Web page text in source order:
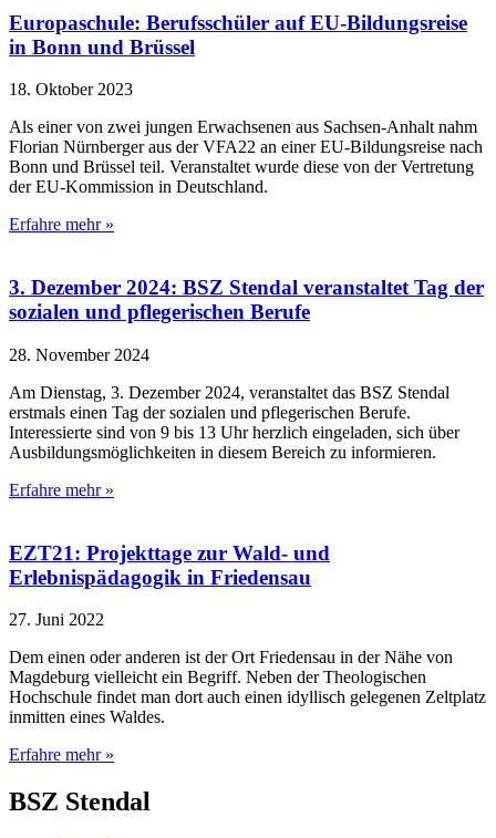
Europaschule: Berufsschüler auf EU-Bildungsreise
in Bonn und Brüssel
18. Oktober 2023
Als einer von zwei jungen Erwachsenen aus Sachsen-Anhalt nahm
Florian Nürnberger aus der VFA22 an einer EU-Bildungsreise nach
Bonn und Brüssel teil. Veranstaltet wurde diese von der Vertretung
der EU-Kommission in Deutschland.
Erfahre mehr »
3. Dezember 2024: BSZ Stendal veranstaltet Tag der
sozialen und pflegerischen Berufe
28. November 2024
Am Dienstag, 3. Dezember 2024, veranstaltet das BSZ Stendal
erstmals einen Tag der sozialen und pflegerischen Berufe.
Interessierte sind von 9 bis 13 Uhr herzlich eingeladen, sich über
Ausbildungsmöglichkeiten in diesem Bereich zu informieren.
Erfahre mehr »
EZT21: Projekttage zur Wald- und
Erlebnispädagogik in Friedensau
27. Juni 2022
Dem einen oder anderen ist der Ort Friedensau in der Nähe von
Magdeburg vielleicht ein Begriff. Neben der Theologischen
Hochschule findet man dort auch einen idyllisch gelegenen Zeltplatz
inmitten eines Waldes.
Erfahre mehr »
BSZ Stendal